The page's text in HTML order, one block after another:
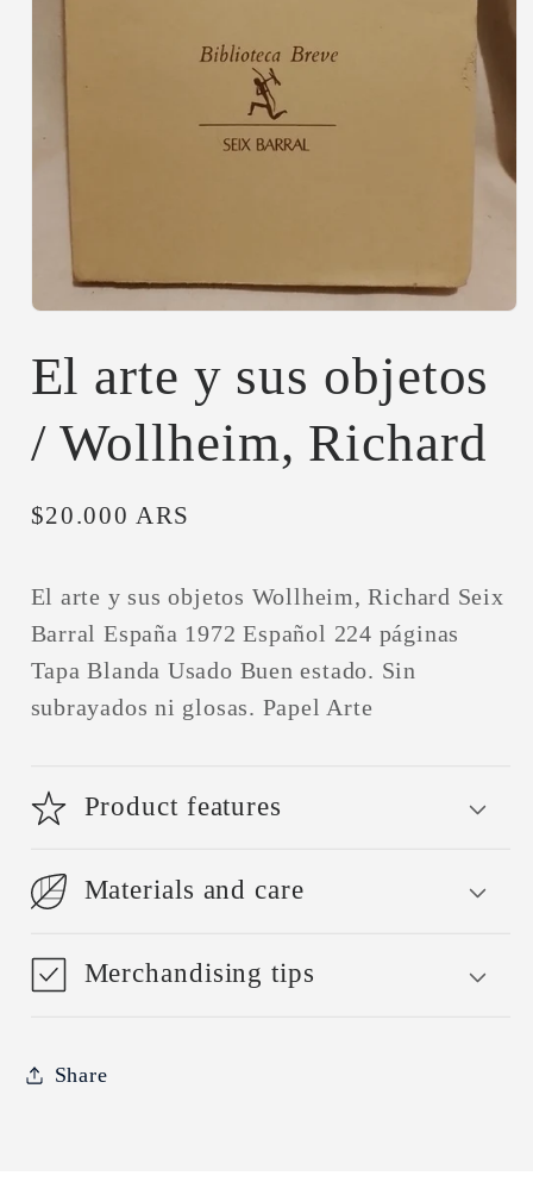
multimedia
en
ventana
modal
El arte y sus objetos
/ Wollheim, Richard
Precio
$20.000 ARS
El arte y sus objetos Wollheim, Richard Seix
Barral España 1972 Español 224 páginas
Tapa Blanda Usado Buen estado. Sin
subrayados ni glosas. Papel Arte
Product features
Materials and care
Merchandising tips
Share